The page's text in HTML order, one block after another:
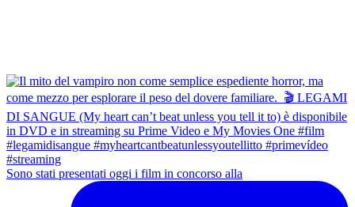
Sono stati presentati oggi i film in concorso alla